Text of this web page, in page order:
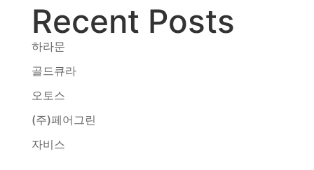
Recent Posts
하라문
골드큐라
오토스
(주)페어그린
자비스